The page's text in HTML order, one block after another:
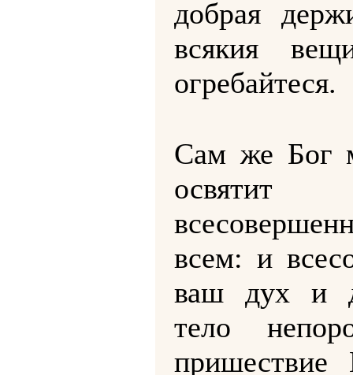
добрая
всякия
огребайтеся.
Сам же Бог
всем: и
ваш дух и
тело
пришествие